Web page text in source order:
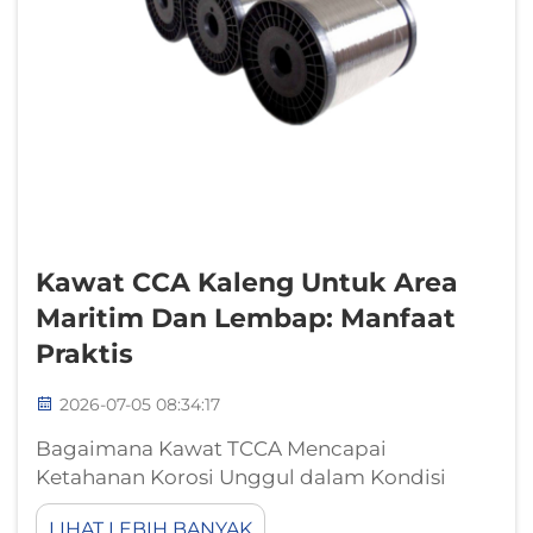
Kawat CCA Kaleng Untuk Area
Maritim Dan Lembap: Manfaat
Praktis
2026-07-05 08:34:17
Bagaimana Kawat TCCA Mencapai
Ketahanan Korosi Unggul dalam Kondisi
Kaya Garam dan Kelembapan TinggiKawat